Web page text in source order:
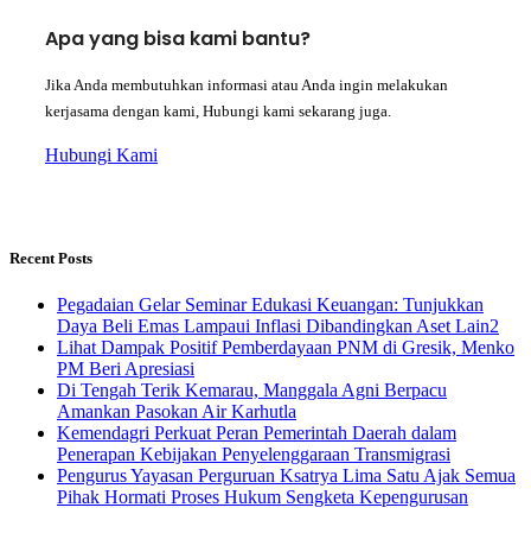
Apa yang bisa kami bantu?
Jika Anda membutuhkan informasi atau Anda ingin melakukan
kerjasama dengan kami, Hubungi kami sekarang juga.
Hubungi Kami
Recent Posts
Pegadaian Gelar Seminar Edukasi Keuangan: Tunjukkan
Daya Beli Emas Lampaui Inflasi Dibandingkan Aset Lain2
Lihat Dampak Positif Pemberdayaan PNM di Gresik, Menko
PM Beri Apresiasi
​Di Tengah Terik Kemarau, Manggala Agni Berpacu
Amankan Pasokan Air Karhutla
Kemendagri Perkuat Peran Pemerintah Daerah dalam
Penerapan Kebijakan Penyelenggaraan Transmigrasi
Pengurus Yayasan Perguruan Ksatrya Lima Satu Ajak Semua
Pihak Hormati Proses Hukum Sengketa Kepengurusan